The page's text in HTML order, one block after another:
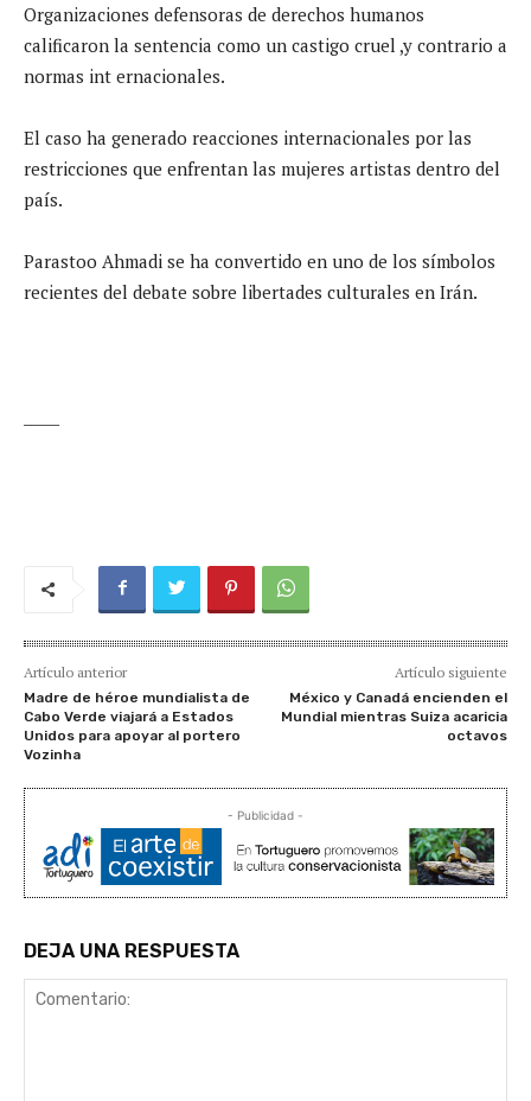
Organizaciones defensoras de derechos humanos
calificaron la sentencia como un castigo cruel ,y contrario a
normas int ernacionales.
El caso ha generado reacciones internacionales por las
restricciones que enfrentan las mujeres artistas dentro del
país.
Parastoo Ahmadi se ha convertido en uno de los símbolos
recientes del debate sobre libertades culturales en Irán.
Artículo anterior
Madre de héroe mundialista de
Cabo Verde viajará a Estados
Unidos para apoyar al portero
Vozinha
Artículo siguiente
México y Canadá encienden el
Mundial mientras Suiza acaricia
octavos
- Publicidad -
DEJA UNA RESPUESTA